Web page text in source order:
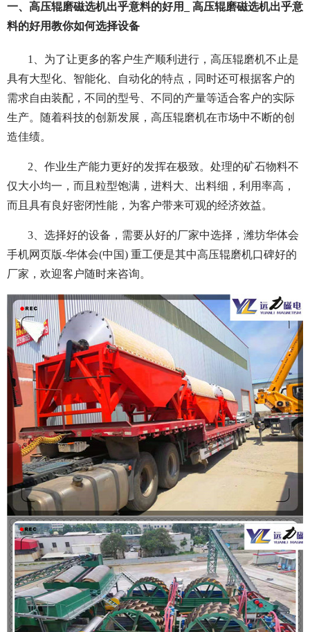
一、高压辊磨磁选机出乎意料的好用_ 高压辊磨磁选机出乎意
料的好用教你如何选择设备
1、为了让更多的客户生产顺利进行，高压辊磨机不止是
具有大型化、智能化、自动化的特点，同时还可根据客户的
需求自由装配，不同的型号、不同的产量等适合客户的实际
生产。随着科技的创新发展，高压辊磨机在市场中不断的创
造佳绩。
2、作业生产能力更好的发挥在极致。处理的矿石物料不
仅大小均一，而且粒型饱满，进料大、出料细，利用率高，
而且具有良好密闭性能，为客户带来可观的经济效益。
3、选择好的设备，需要从好的厂家中选择，潍坊华体会
手机网页版-华体会(中国) 重工便是其中高压辊磨机口碑好的
厂家，欢迎客户随时来咨询。